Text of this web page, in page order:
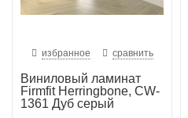
избранное сравнить
Виниловый ламинат
Firmfit Herringbone, CW-
1361 Дуб серый